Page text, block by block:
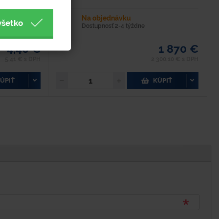
4,40 €
Na objednávku
Dostupnosť 2-4 týždne
1 870 €
KÚPIŤ